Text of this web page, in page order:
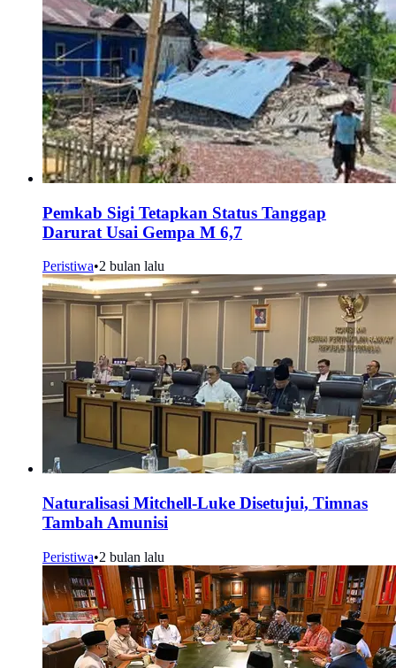
Pemkab Sigi Tetapkan Status Tanggap
Darurat Usai Gempa M 6,7
Peristiwa•2 bulan lalu
Naturalisasi Mitchell-Luke Disetujui, Timnas
Tambah Amunisi
Peristiwa•2 bulan lalu